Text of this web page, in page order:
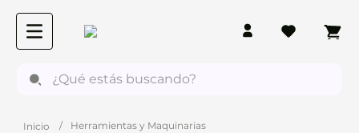
Herramientas y Maquinarias